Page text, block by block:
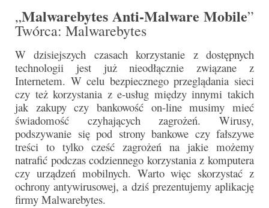
Galerie 2022
Pasterka 2022
Bierzmowanie 24.10.2022r.
Odpust 2022
Złoty Jubileusz
Pierwsza Komunia Św. – Gr 1
Pierwsza Komunia Św. – Gr 2
Galerie 2021
„Malwarebytes Anti-Malware Mobile”
Twórca: Malwarebytes
W dzisiejszych czasach korzystanie z dostępnych
technologii jest już nieodłącznie związane z
Internetem. W celu bezpiecznego przeglądania sieci
czy też korzystania z e-usług między innymi takich
jak zakupy czy bankowość on-line musimy mieć
świadomość czyhających zagrożeń. Wirusy,
podszywanie się pod strony bankowe czy fałszywe
treści to tylko cześć zagrożeń na jakie możemy
natrafić podczas codziennego korzystania z komputera
czy urządzeń mobilnych. Warto więc skorzystać z
ochrony antywirusowej, a dziś prezentujemy aplikację
firmy Malwarebytes.